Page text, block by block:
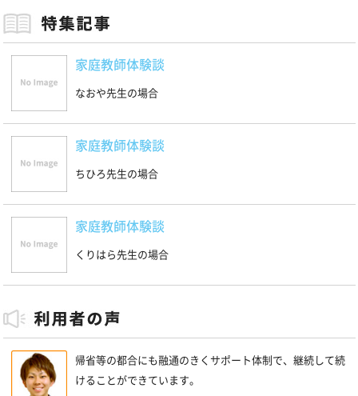
家庭教師体験談
なおや先生の場合
家庭教師体験談
ちひろ先生の場合
家庭教師体験談
くりはら先生の場合
帰省等の都合にも融通のきくサポート体制で、継続して続
けることができています。